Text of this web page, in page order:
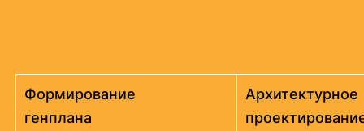
Формирование
генплана
Архитектурное